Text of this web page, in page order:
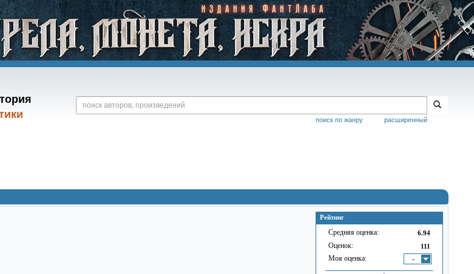
расширенный
поиск по жанру
Рейтинг
Средняя оценка: 6.94
Оценок: 111
Моя оценка: -